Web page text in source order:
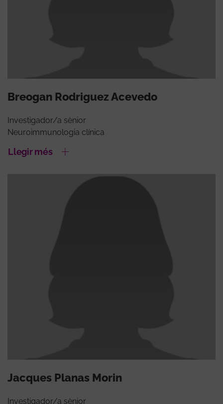
Breogan Rodriguez Acevedo
Investigador/a sènior
Neuroimmunologia clínica
Llegir més
Jacques Planas Morin
Investigador/a sènior